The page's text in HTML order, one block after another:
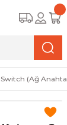
(Ağ